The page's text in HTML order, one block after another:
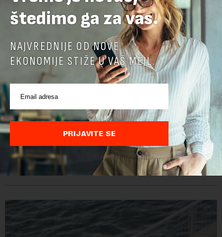
Država oprostila 1,3 miliona evra „Brodarstvu“,
oni uplatili 1,7 miliona u fond Vista Rica
Vlada Srbije je u decembru prošle godine dozvolila da se
"Jugoslovenskom rečnom brodarstvu" otpiše više od 1,3
miliona evra duga prema državi, objavila je Pištaljka. To je
učinjeno zaključkom koji do danas n...
štedimo ga za vas.
NAJVREDNIJE OD NOVE
EKONOMIJE STIŽE U VAŠ MEJL.
PRIJAVITE SE